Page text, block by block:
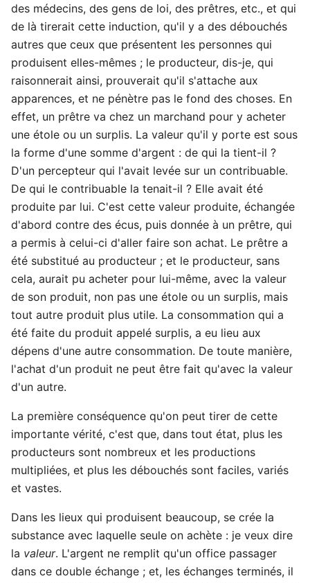
des médecins, des gens de loi, des prêtres, etc., et qui
de là tirerait cette induction, qu'il y a des débouchés
autres que ceux que présentent les personnes qui
produisent elles-mêmes ; le producteur, dis-je, qui
raisonnerait ainsi, prouverait qu'il s'attache aux
apparences, et ne pénètre pas le fond des choses. En
effet, un prêtre va chez un marchand pour y acheter
une étole ou un surplis. La valeur qu'il y porte est sous
la forme d'une somme d'argent : de qui la tient-il ?
D'un percepteur qui l'avait levée sur un contribuable.
De qui le contribuable la tenait-il ? Elle avait été
produite par lui. C'est cette valeur produite, échangée
d'abord contre des écus, puis donnée à un prêtre, qui
a permis à celui-ci d'aller faire son achat. Le prêtre a
été substitué au producteur ; et le producteur, sans
cela, aurait pu acheter pour lui-même, avec la valeur
de son produit, non pas une étole ou un surplis, mais
tout autre produit plus utile. La consommation qui a
été faite du produit appelé surplis, a eu lieu aux
dépens d'une autre consommation. De toute manière,
l'achat d'un produit ne peut être fait qu'avec la valeur
d'un autre.
La première conséquence qu'on peut tirer de cette
importante vérité, c'est que, dans tout état, plus les
producteurs sont nombreux et les productions
multipliées, et plus les débouchés sont faciles, variés
et vastes.
Dans les lieux qui produisent beaucoup, se crée la
substance avec laquelle seule on achète : je veux dire
la valeur. L'argent ne remplit qu'un office passager
dans ce double échange ; et, les échanges terminés, il